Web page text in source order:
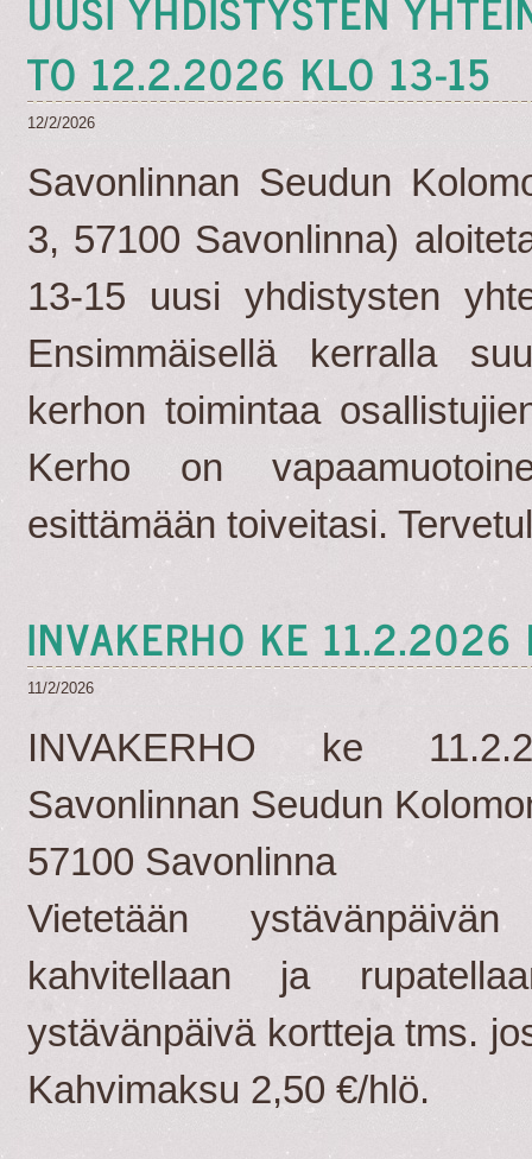
TO 12.2.2026 KLO 13-15
12/2/2026
Savonlinnan Seudun
3, 57100 Savonlinna)
13-15 uusi yhdistysten
Ensimmäisellä kerralla
kerhon toimintaa
Kerho on
esittämään toiveitasi.
INVAKERHO KE
11/2/2026
INVAKERHO ke
Savonlinnan Seudun
57100 Savonlinna
Vietetään
kahvitellaan ja
ystävänpäivä kortteja tms.
Kahvimaksu 2,50 €/hlö.